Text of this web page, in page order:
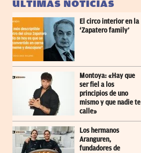
ÚLTIMAS NOTICIAS
El circo interior en la
‘Zapatero family’
Montoya: «Hay que
ser fiel a los
principios de uno
mismo y que nadie te
calle»
Los hermanos
Aranguren,
fundadores de